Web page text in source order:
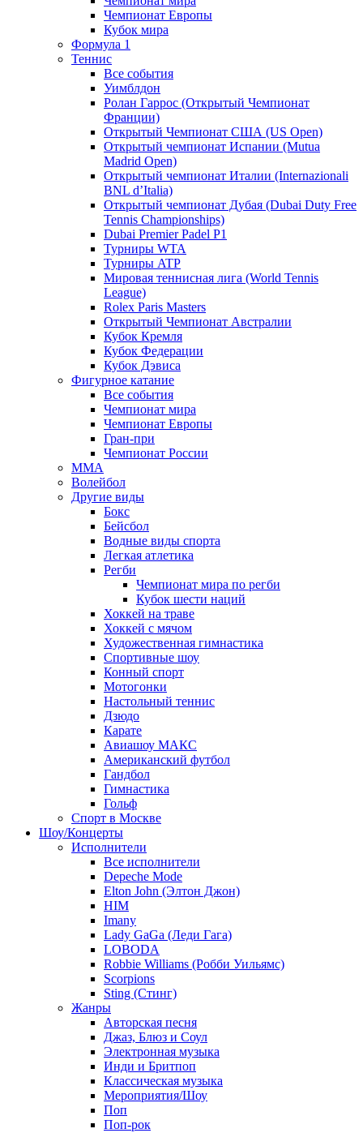
Чемпионат Европы
Кубок мира
Формула 1
Теннис
Все события
Уимблдон
Ролан Гаррос (Открытый Чемпионат
Франции)
Открытый Чемпионат США (US Open)
Открытый чемпионат Испании (Mutua
Madrid Open)
Открытый чемпионат Италии (Internazionali
BNL d’Italia)
Открытый чемпионат Дубая (Dubai Duty Free
Tennis Championships)
Dubai Premier Padel P1
Турниры WTA
Турниры ATP
Мировая теннисная лига (World Tennis
League)
Rolex Paris Masters
Открытый Чемпионат Австралии
Кубок Кремля
Кубок Федерации
Кубок Дэвиса
Фигурное катание
Все события
Чемпионат мира
Чемпионат Европы
Гран-при
Чемпионат России
MMA
Волейбол
Другие виды
Бокс
Бейсбол
Водные виды спорта
Легкая атлетика
Регби
Чемпионат мира по регби
Кубок шести наций
Хоккей на траве
Хоккей с мячом
Художественная гимнастика
Спортивные шоу
Конный спорт
Мотогонки
Настольный теннис
Дзюдо
Карате
Авиашоу МАКС
Американский футбол
Гандбол
Гимнастика
Гольф
Спорт в Москве
Шоу/Концерты
Исполнители
Все исполнители
Depeche Mode
Elton John (Элтон Джон)
HIM
Imany
Lady GaGa (Леди Гага)
LOBODA
Robbie Williams (Робби Уильямс)
Scorpions
Sting (Стинг)
Жанры
Авторская песня
Джаз, Блюз и Соул
Электронная музыка
Инди и Бритпоп
Классическая музыка
Мероприятия/Шоу
Поп
Поп-рок